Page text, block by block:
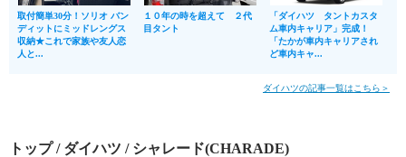
取付簡単30分！ソリオ バン
ディットにミッドレングス
収納★これで家族や友人恋
人と...
１０年の時を超えて ２代
目タント
「ダイハツ タントカスタ
ム車内キャリア」完成！
「たかが車内キャリアされ
ど車内キャ...
ダイハツの記事一覧はこちら＞
トップ/ ダイハツ / シャレード(CHARADE)